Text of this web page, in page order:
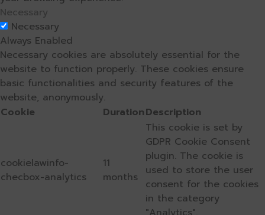
Necessary
Necessary
Always Enabled
Necessary cookies are absolutely essential for the
website to function properly. These cookies ensure
basic functionalities and security features of the
website, anonymously.
Cookie
DurationDescription
cookielawinfo-
checbox-analytics
11
months
This cookie is set by
GDPR Cookie Consent
plugin. The cookie is
used to store the user
consent for the cookies
in the category